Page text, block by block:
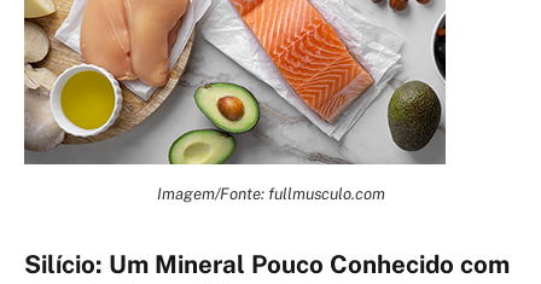
Imagem/Fonte: fullmusculo.com
Silício: Um Mineral Pouco Conhecido com